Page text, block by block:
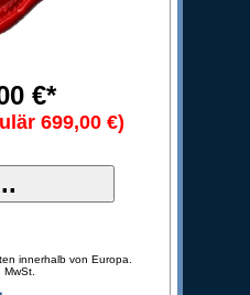
€*
699,00 €)
innerhalb von Europa.